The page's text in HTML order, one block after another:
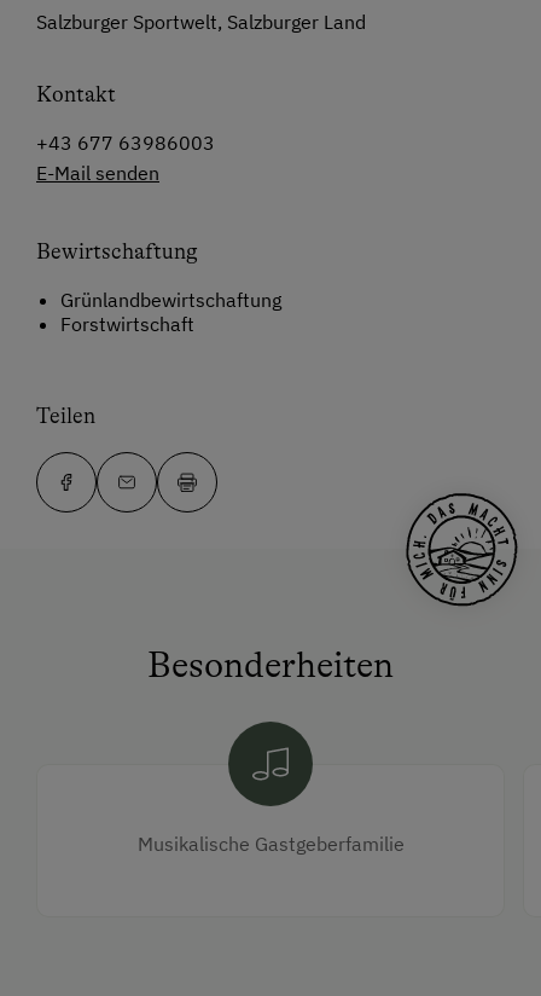
Salzburger Sportwelt, Salzburger Land
Kontakt
+43 677 63986003
E-Mail senden
Bewirtschaftung
Grünlandbewirtschaftung
Forstwirtschaft
Teilen
Besonderheiten
Musikalische Gastgeberfamilie